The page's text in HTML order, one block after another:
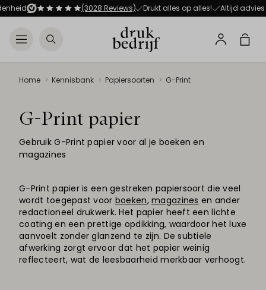
Direct naar de
Direct naar de hoofdinhoud
Open menu
Zoeken
Profiel
(3028 Reviews) Drukt alles op alles! Altijd advies
Home Kennisbank Papiersoorten G-Print
G-Print papier
Gebruik G-Print papier voor al je boeken en
magazines
G-Print papier is een gestreken papiersoort die veel
wordt toegepast voor boeken,magazines en ander
redactioneel drukwerk. Het papier heeft een lichte
coating en een prettige opdikking, waardoor het luxe
aanvoelt zonder glanzend te zijn. De subtiele
afwerking zorgt ervoor dat het papier weinig
reflecteert, wat de leesbaarheid merkbaar verhoogt.